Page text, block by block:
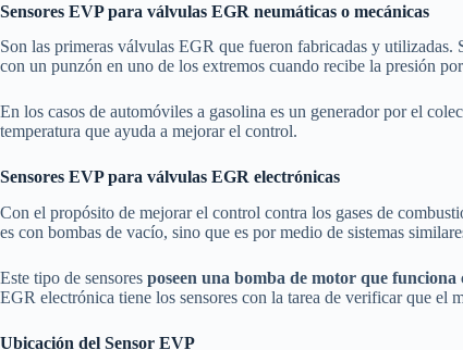
Sensores EVP para válvulas EGR neumáticas o mecánicas
Son las primeras válvulas EGR que fueron fabricadas y utilizadas.
con un punzón en uno de los extremos cuando recibe la presión
En los casos de automóviles a gasolina es un generador por el
temperatura que ayuda a mejorar el control.
Sensores EVP para válvulas EGR electrónicas
Con el propósito de mejorar el control contra los gases de
es con bombas de vacío, sino que es por medio de sistemas
Este tipo de sensores poseen una bomba de motor que
EGR electrónica tiene los sensores con la tarea de verificar que el
Ubicación del Sensor EVP